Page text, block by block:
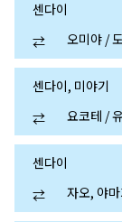
센다이
⇄
오미야 /
센다이, 미야기
⇄
요코테 /
센다이
⇄
자오, 야